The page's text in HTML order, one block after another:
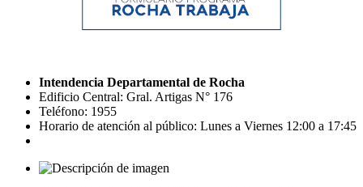
Intendencia Departamental de Rocha
Edificio Central: Gral. Artigas N° 176
Teléfono: 1955
Horario de atención al público: Lunes a Viernes 12:00 a 17:45